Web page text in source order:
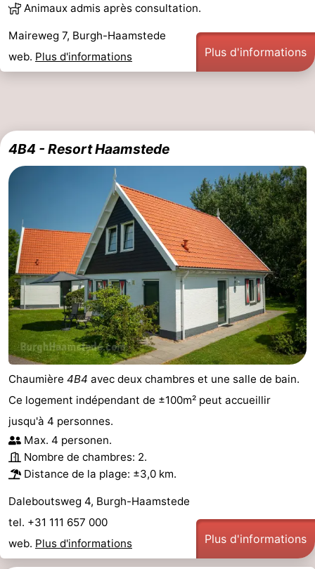
Animaux admis après consultation.
Maireweg 7, Burgh-Haamstede
web. Plus d'informations Plus d'informations
4B4 - Resort Haamstede
Chaumière 4B4 avec deux chambres et une salle de bain.
Ce logement indépendant de ±100m² peut accueillir
jusqu'à 4 personnes.
Max. 4 personen.
Nombre de chambres: 2.
Distance de la plage: ±3,0 km.
Daleboutsweg 4, Burgh-Haamstede
tel. +31 111 657 000
web. Plus d'informations Plus d'informations